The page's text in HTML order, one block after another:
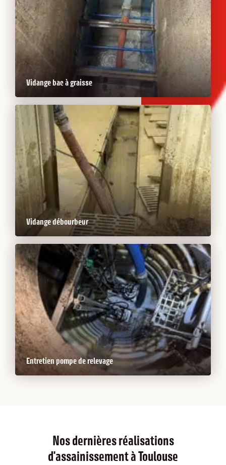
Vidange bac à graisse
Vidange débourbeur
Entretien pompe de relevage
Nos dernières réalisations
d'assainissement à Toulouse